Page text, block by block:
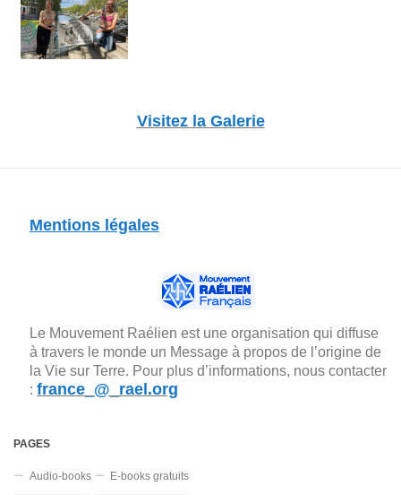
Visitez la Galerie
Mentions légales
Le Mouvement Raélien est une organisation qui diffuse
à travers le monde un Message à propos de l’origine de
la Vie sur Terre. Pour plus d’informations, nous contacter
: france_@_rael.org
PAGES
Audio-books E-books gratuits